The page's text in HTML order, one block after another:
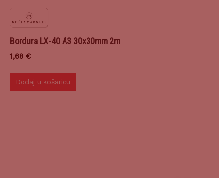
Bordura LX-40 A3 30x30mm 2m
1,68 €
Dodaj u košaricu